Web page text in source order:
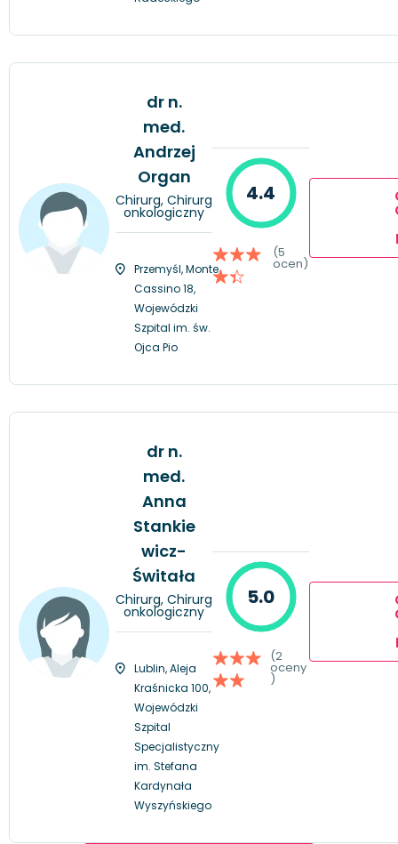
dr n.
med.
Andrzej
Organ
Chirurg, Chirurg
onkologiczny
Przemyśl, Monte
Cassino 18,
Wojewódzki
Szpital im. św.
Ojca Pio
4.4
(5
ocen)
dr n.
med.
Anna
Stankie
wicz-
Świtała
Chirurg, Chirurg
onkologiczny
Lublin, Aleja
Kraśnicka 100,
Wojewódzki
Szpital
Specjalistyczny
im. Stefana
Kardynała
Wyszyńskiego
5.0
(2
oceny
)